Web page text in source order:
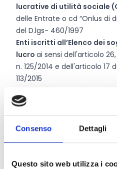
Consenso Dettagli
Questo sito web utilizza i
lucrative di utilità sociale
delle Entrate o cd “Onlus di
del D.lgs- 460/1997
Enti iscritti all’Elenco dei
lucro ai sensi dell'articolo
n. 125/2014 e dell'articolo
113/2015
settore (RUNTS)
Saranno inoltre ammessi
delle sopracitate categorie
Tali soggetti dovranno,